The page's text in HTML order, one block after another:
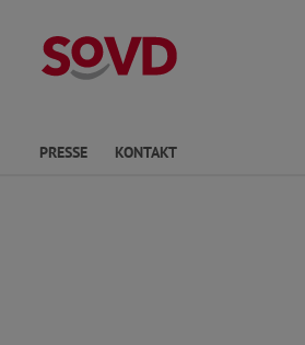
Kreisverband
PRESSE KONTAKT